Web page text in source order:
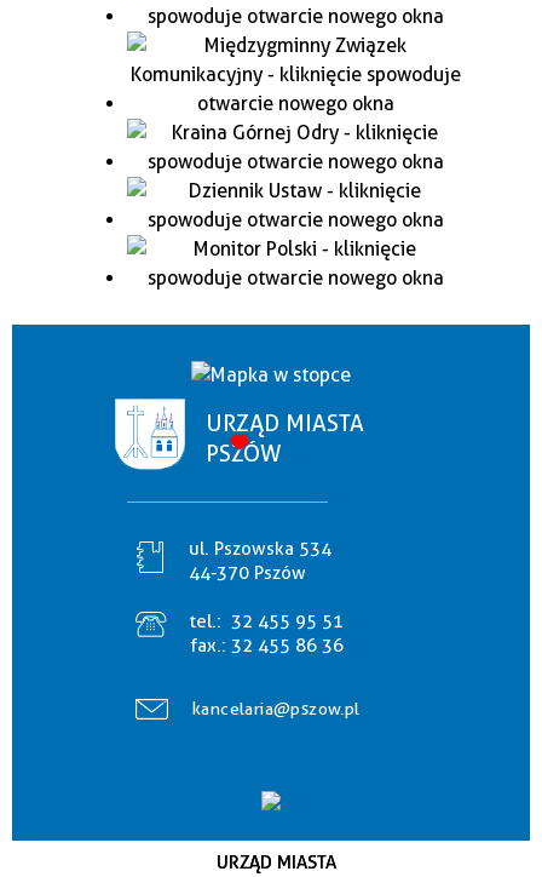
URZĄD MIASTA
PSZÓW
ul. Pszowska 534
44-370 Pszów
tel.: 32 455 95 51
fax.: 32 455 86 36
kancelaria@pszow.pl
URZĄD MIASTA